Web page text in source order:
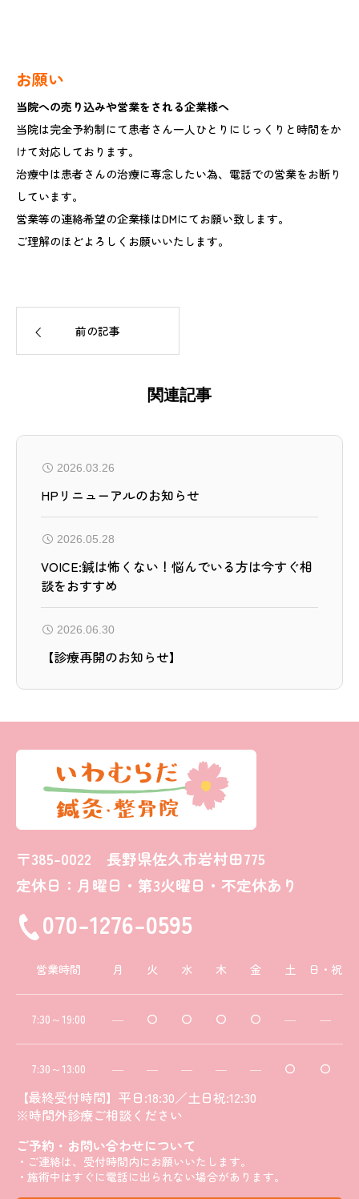
お願い
当院への売り込みや営業をされる企業様へ
当院は完全予約制にて患者さん一人ひとりにじっくりと時間をか
けて対応しております。
治療中は患者さんの治療に専念したい為、電話での営業をお断り
しています。
営業等の連絡希望の企業様はDMにてお願い致します。
ご理解のほどよろしくお願いいたします。
前の記事
関連記事
2026.03.26
HPリニューアルのお知らせ
2026.05.28
VOICE:鍼は怖くない！悩んでいる方は今すぐ相
談をおすすめ
2026.06.30
【診療再開のお知らせ】
〒385-0022 長野県佐久市岩村田775
定休日：月曜日・第3火曜日・不定休あり
070-1276-0595
営業時間 月 火 水 木 金 土 日・祝
7:30～19:00 ― 〇 〇 〇 〇 ― ―
7:30～13:00 ― ― ― ― ― 〇 〇
【最終受付時間】平日:18:30／土日祝:12:30
※時間外診療ご相談ください
ご予約・お問い合わせについて
・ご連絡は、受付時間内にお願いいたします。
・施術中はすぐに電話に出られない場合があります。